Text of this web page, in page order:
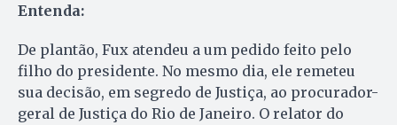
Entenda:
De plantão, Fux atendeu a um pedido feito pelo
filho do presidente. No mesmo dia, ele remeteu
sua decisão, em segredo de Justiça, ao procurador-
geral de Justiça do Rio de Janeiro. O relator do